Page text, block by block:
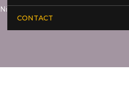
CONTACT
Niveau d'études :